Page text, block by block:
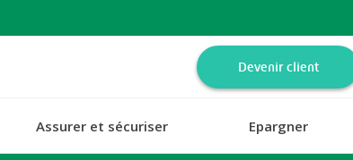
Devenir client
Assurer et sécuriser Epargner